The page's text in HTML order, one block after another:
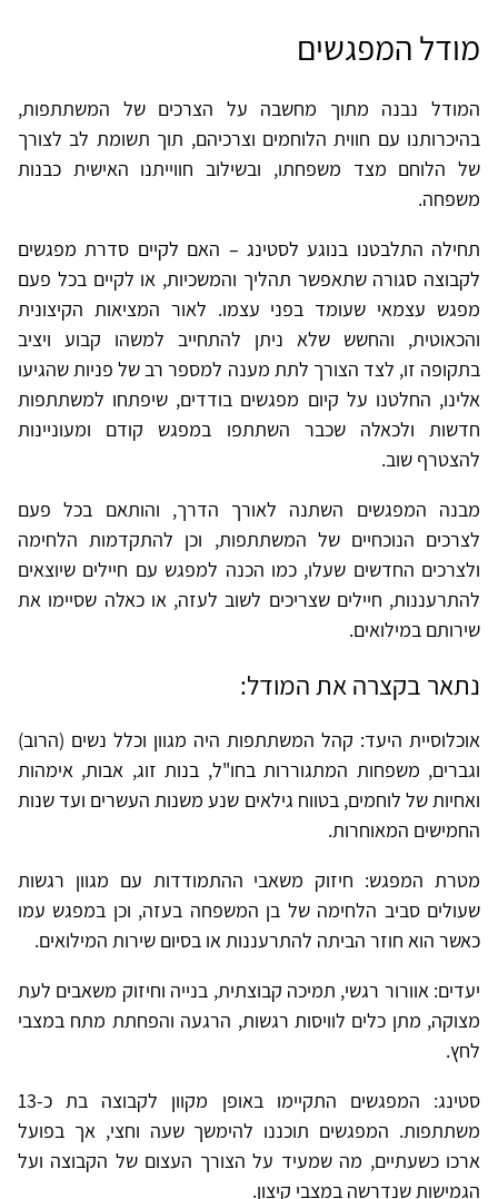
מודל המפגשים
המודל נבנה מתוך מחשבה על הצרכים של המשתתפות,
בהיכרותנו עם חווית הלוחמים וצרכיהם, תוך תשומת לב לצורך
של הלוחם מצד משפחתו, ובשילוב חווייתנו האישית כבנות
משפחה.
תחילה התלבטנו בנוגע לסטינג – האם לקיים סדרת מפגשים
לקבוצה סגורה שתאפשר תהליך והמשכיות, או לקיים בכל פעם
מפגש עצמאי שעומד בפני עצמו. לאור המציאות הקיצונית
והכאוטית, והחשש שלא ניתן להתחייב למשהו קבוע ויציב
בתקופה זו, לצד הצורך לתת מענה למספר רב של פניות שהגיעו
אלינו, החלטנו על קיום מפגשים בודדים, שיפתחו למשתתפות
חדשות ולכאלה שכבר השתתפו במפגש קודם ומעוניינות
להצטרף שוב.
מבנה המפגשים השתנה לאורך הדרך, והותאם בכל פעם
לצרכים הנוכחיים של המשתתפות, וכן להתקדמות הלחימה
ולצרכים החדשים שעלו, כמו הכנה למפגש עם חיילים שיוצאים
להתרעננות, חיילים שצריכים לשוב לעזה, או כאלה שסיימו את
שירותם במילואים.
נתאר בקצרה את המודל:
אוכלוסיית היעד: קהל המשתתפות היה מגוון וכלל נשים (הרוב)
וגברים, משפחות המתגוררות בחו"ל, בנות זוג, אבות, אימהות
ואחיות של לוחמים, בטווח גילאים שנע משנות העשרים ועד שנות
החמישים המאוחרות.
מטרת המפגש: חיזוק משאבי ההתמודדות עם מגוון רגשות
שעולים סביב הלחימה של בן המשפחה בעזה, וכן במפגש עמו
כאשר הוא חוזר הביתה להתרעננות או בסיום שירות המילואים.
יעדים: אוורור רגשי, תמיכה קבוצתית, בנייה וחיזוק משאבים לעת
מצוקה, מתן כלים לוויסות רגשות, הרגעה והפחתת מתח במצבי
לחץ.
סטינג: המפגשים התקיימו באופן מקוון לקבוצה בת כ-13
משתתפות. המפגשים תוכננו להימשך שעה וחצי, אך בפועל
ארכו כשעתיים, מה שמעיד על הצורך העצום של הקבוצה ועל
הגמישות שנדרשה במצבי קיצון.